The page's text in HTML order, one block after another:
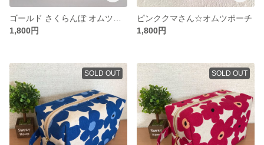
1,800円
ピンククマさん☆オムツポーチ
1,800円
SOLD OUT SOLD OUT